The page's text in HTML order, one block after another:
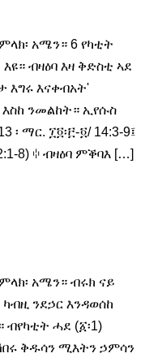
አሜን። 6 የካቲት
ብዛዕባ እዛ ቅድስቲ ኣደ
እግሩ እናቀብአት'
ንመልከት። ኢየሱስ
፡ ማር. ፲፬፡፫-፬/ 14:3-9፤
8) ꗺ ብዛዕባ ምቕባእ […]
አሜን። ብሩክ ናይ
ንደኃር እንዳወሰከ
ሓደ (፩፡1)
ቅዱሳን ሚእትን ኃምሳን